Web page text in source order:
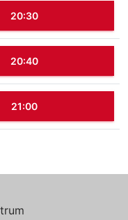
20:30
20:40
21:00